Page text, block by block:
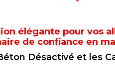
élégante pour vos
de confiance en
Désactivé et les